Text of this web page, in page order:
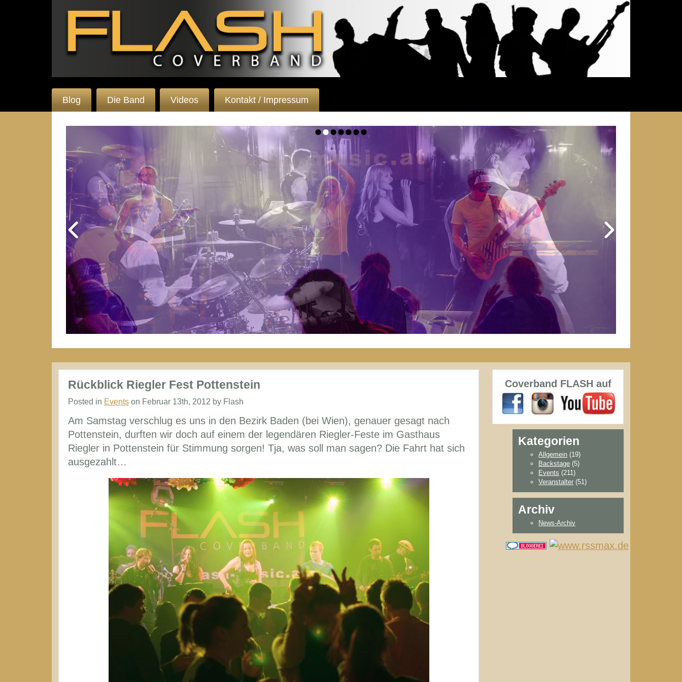
Blog Die Band Videos Kontakt / Impressum
Rückblick Riegler Fest Pottenstein
Posted in Eventson Februar 13th, 2012 by Flash
Am Samstag verschlug es uns in den Bezirk Baden (bei Wien), genauer gesagt nach
Pottenstein, durften wir doch auf einem der legendären Riegler-Feste im Gasthaus
Riegler in Pottenstein für Stimmung sorgen! Tja, was soll man sagen? Die Fahrt hat sich
ausgezahlt…
Coverband FLASH auf
Kategorien
Allgemein (19)
Backstage (5)
Events (211)
Veranstalter (51)
Archiv
News-Archiv